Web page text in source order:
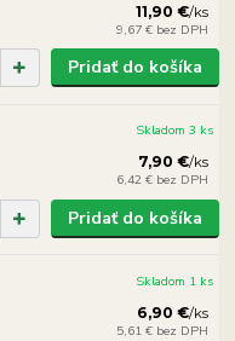
11,90 €/ks
9,67 € bez DPH
Pridať do košíka
7,90 €/ks
6,42 € bez DPH
Skladom 3 ks
Pridať do košíka
6,90 €/ks
5,61 € bez DPH
Skladom 1 ks